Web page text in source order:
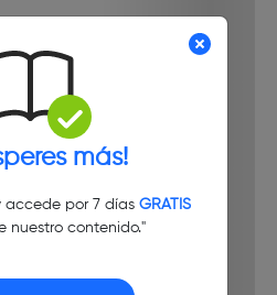
más!
por 7 días GRATIS
nuestro contenido."